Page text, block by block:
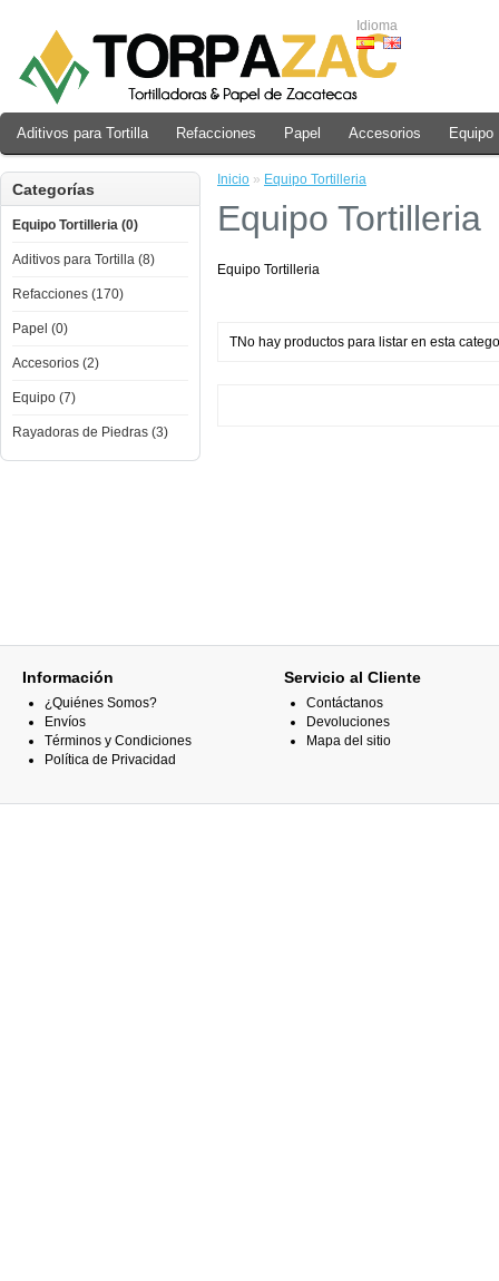
Idioma
Aditivos para Tortilla Refacciones Papel Accesorios Equipo
Categorías
Equipo Tortilleria (0)
Aditivos para Tortilla (8)
Refacciones (170)
Papel (0)
Accesorios (2)
Equipo (7)
Rayadoras de Piedras (3)
Inicio » Equipo Tortilleria
Equipo Tortilleria
Equipo Tortilleria
TNo hay productos para listar en esta
Información
¿Quiénes Somos?
Envíos
Términos y Condiciones
Política de Privacidad
Servicio al Cliente
Contáctanos
Devoluciones
Mapa del sitio